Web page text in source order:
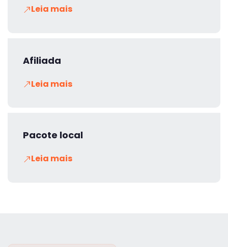
Leia mais
Afiliada
Leia mais
Pacote local
Leia mais